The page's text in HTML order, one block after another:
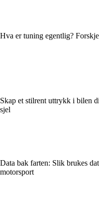
Hva er tuning egentlig?
Skap et stilrent uttrykk i bilen
sjel
Data bak farten: Slik brukes
motorsport